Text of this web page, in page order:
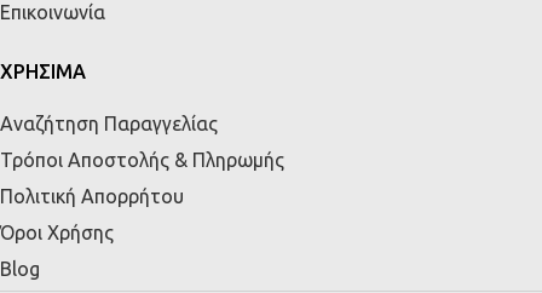
Επικοινωνία
ΧΡΗΣΙΜΑ
Αναζήτηση Παραγγελίας
Τρόποι Αποστολής & Πληρωμής
Πολιτική Απορρήτου
Όροι Χρήσης
Blog